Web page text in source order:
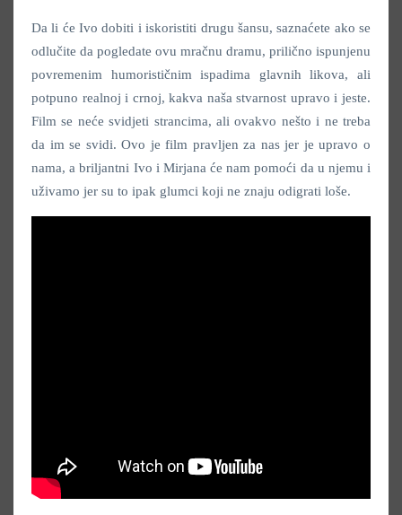
Da li će Ivo dobiti i iskoristiti drugu šansu, saznaćete ako se
odlučite da pogledate ovu mračnu dramu, prilično ispunjenu
povremenim humorističnim ispadima glavnih likova, ali
potpuno realnoj i crnoj, kakva naša stvarnost upravo i jeste.
Film se neće svidjeti strancima, ali ovakvo nešto i ne treba
da im se svidi. Ovo je film pravljen za nas jer je upravo o
nama, a briljantni Ivo i Mirjana će nam pomoći da u njemu i
uživamo jer su to ipak glumci koji ne znaju odigrati loše.